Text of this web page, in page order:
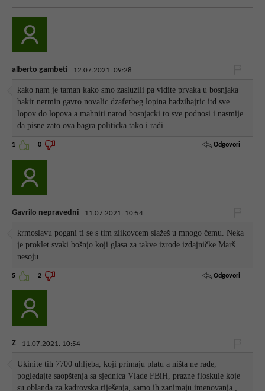
alberto gambeti 12.07.2021. 09:28
kako nam je taman kako smo zasluzili pa vidite prvaka u bosnjaka
bakir nermin gavro novalic dzaferbeg lopina hadzibajric itd.sve
lopov do lopova a mahniti narod bosnjacki to sve podnosi i nasmije
da pisne zato ova bagra politicka tako i radi.
1 0 Odgovori
Gavrilo nepravedni 11.07.2021. 10:54
krmoslavu pogani ti se s tim zlikovcem slažeš u mnogo čemu. Neka
je proklet svaki bošnjo koji glasa za takve izrode izdajničke.Marš
nesoju.
5 2 Odgovori
Z 11.07.2021. 10:54
Ukinite tih 7700 uhljeba, koji primaju platu a ništa ne rade,
pogledajte saopštenja sa sjednica Vlade FBiH, prazne floskule koje
su oblanda za kadrovska riješenja, samo ih zanimaju imenovanja ,